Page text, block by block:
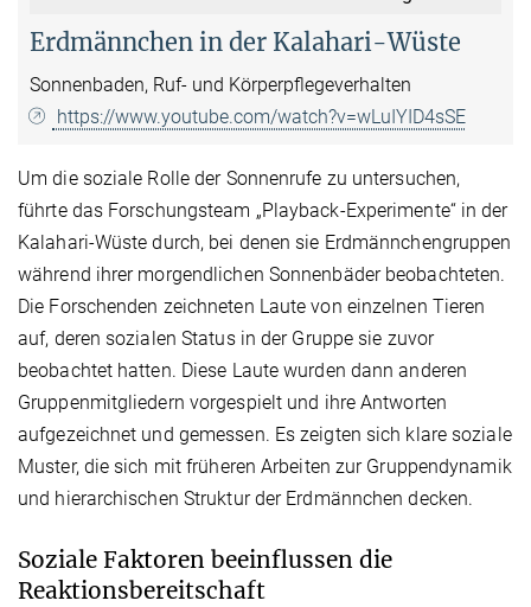
Erdmännchen in der Kalahari-Wüste
Sonnenbaden, Ruf- und Körperpflegeverhalten
https://www.youtube.com/watch?v=wLuIYID4sSE
Um die soziale Rolle der Sonnenrufe zu untersuchen,
führte das Forschungsteam „Playback-Experimente“ in der
Kalahari-Wüste durch, bei denen sie Erdmännchengruppen
während ihrer morgendlichen Sonnenbäder beobachteten.
Die Forschenden zeichneten Laute von einzelnen Tieren
auf, deren sozialen Status in der Gruppe sie zuvor
beobachtet hatten. Diese Laute wurden dann anderen
Gruppenmitgliedern vorgespielt und ihre Antworten
aufgezeichnet und gemessen. Es zeigten sich klare soziale
Muster, die sich mit früheren Arbeiten zur Gruppendynamik
und hierarchischen Struktur der Erdmännchen decken.
Soziale Faktoren beeinflussen die
Reaktionsbereitschaft